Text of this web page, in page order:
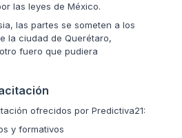
las leyes de México.
las partes se someten a los
la ciudad de Querétaro,
fuero que pudiera
ofrecidos por Predictiva21:
y formativos